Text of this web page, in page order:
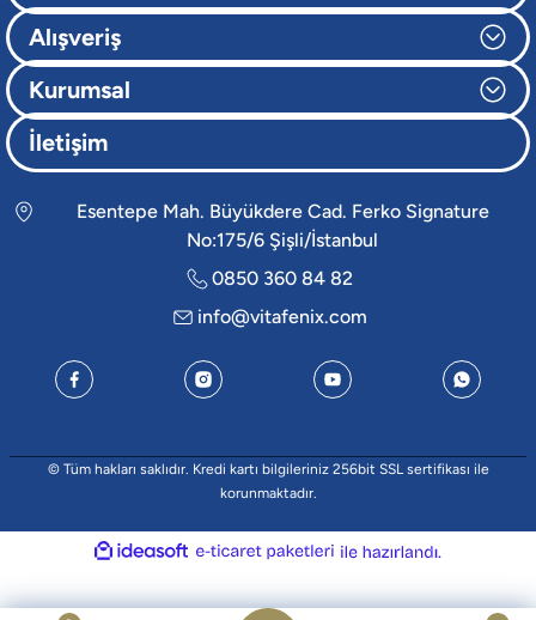
Alışveriş
Kurumsal
İletişim
Esentepe Mah. Büyükdere Cad. Ferko Signature
No:175/6 Şişli/İstanbul
0850 360 84 82
info@vitafenix.com
© Tüm hakları saklıdır. Kredi kartı bilgileriniz 256bit SSL sertifikası ile
korunmaktadır.
ideasoft
e-
paketleri